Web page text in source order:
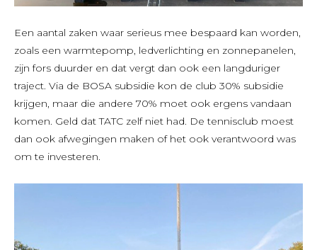
Een aantal zaken waar serieus mee bespaard kan worden,
zoals een warmtepomp, ledverlichting en zonnepanelen,
zijn fors duurder en dat vergt dan ook een langduriger
traject. Via de BOSA subsidie kon de club 30% subsidie
krijgen, maar die andere 70% moet ook ergens vandaan
komen. Geld dat TATC zelf niet had. De tennisclub moest
dan ook afwegingen maken of het ook verantwoord was
om te investeren.